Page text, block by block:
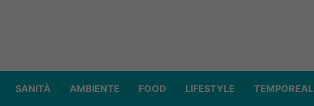
SANITÀ AMBIENTE FOOD LIFESTYLE